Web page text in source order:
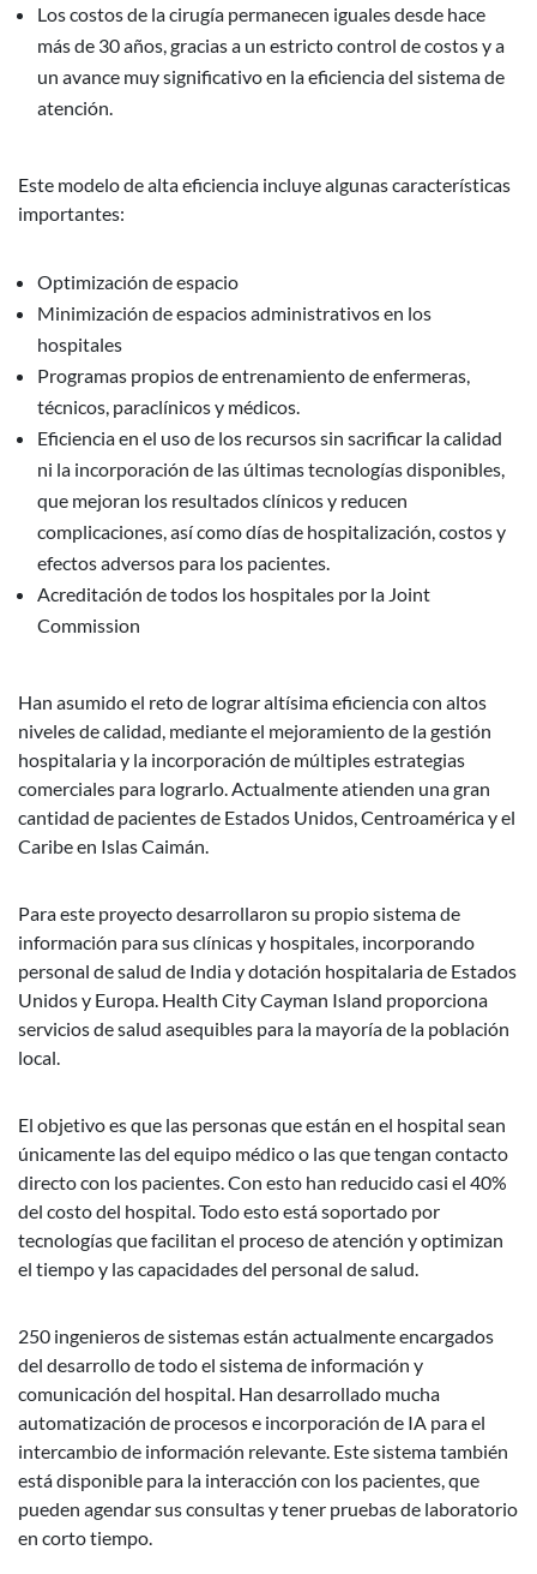
Los costos de la cirugía permanecen iguales desde hace
más de 30 años, gracias a un estricto control de costos y a
un avance muy significativo en la eficiencia del sistema de
atención.
Este modelo de alta eficiencia incluye algunas características
importantes:
Optimización de espacio
Minimización de espacios administrativos en los
hospitales
Programas propios de entrenamiento de enfermeras,
técnicos, paraclínicos y médicos.
Eficiencia en el uso de los recursos sin sacrificar la calidad
ni la incorporación de las últimas tecnologías disponibles,
que mejoran los resultados clínicos y reducen
complicaciones, así como días de hospitalización, costos y
efectos adversos para los pacientes.
Acreditación de todos los hospitales por la Joint
Commission
Han asumido el reto de lograr altísima eficiencia con altos
niveles de calidad, mediante el mejoramiento de la gestión
hospitalaria y la incorporación de múltiples estrategias
comerciales para lograrlo. Actualmente atienden una gran
cantidad de pacientes de Estados Unidos, Centroamérica y el
Caribe en Islas Caimán.
Para este proyecto desarrollaron su propio sistema de
información para sus clínicas y hospitales, incorporando
personal de salud de India y dotación hospitalaria de Estados
Unidos y Europa. Health City Cayman Island proporciona
servicios de salud asequibles para la mayoría de la población
local.
El objetivo es que las personas que están en el hospital sean
únicamente las del equipo médico o las que tengan contacto
directo con los pacientes. Con esto han reducido casi el 40%
del costo del hospital. Todo esto está soportado por
tecnologías que facilitan el proceso de atención y optimizan
el tiempo y las capacidades del personal de salud.
250 ingenieros de sistemas están actualmente encargados
del desarrollo de todo el sistema de información y
comunicación del hospital. Han desarrollado mucha
automatización de procesos e incorporación de IA para el
intercambio de información relevante. Este sistema también
está disponible para la interacción con los pacientes, que
pueden agendar sus consultas y tener pruebas de laboratorio
en corto tiempo.